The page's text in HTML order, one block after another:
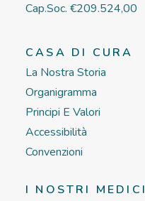
Cap.Soc. €209.524,00
CASA DI CURA
La Nostra Storia
Organigramma
Principi E Valori
Accessibilità
Convenzioni
I NOSTRI MEDICI